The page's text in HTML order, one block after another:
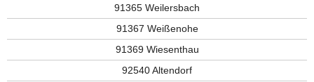
91365 Weilersbach
91367 Weißenohe
91369 Wiesenthau
92540 Altendorf